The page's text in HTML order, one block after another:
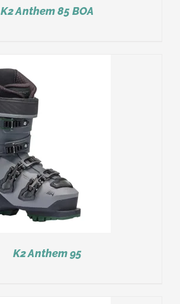
K2 Anthem 85 BOA
K2 Anthem 95